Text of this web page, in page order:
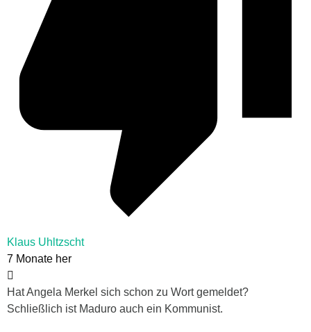
Klaus Uhltzscht
7 Monate her
Hat Angela Merkel sich schon zu Wort gemeldet?
Schließlich ist Maduro auch ein Kommunist.